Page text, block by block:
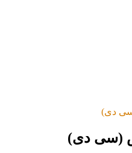
دی)
(سی دی)